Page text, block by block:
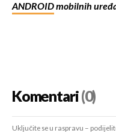
ANDROIDmobilnih
Komentari(0)
Uključite se u raspravu –